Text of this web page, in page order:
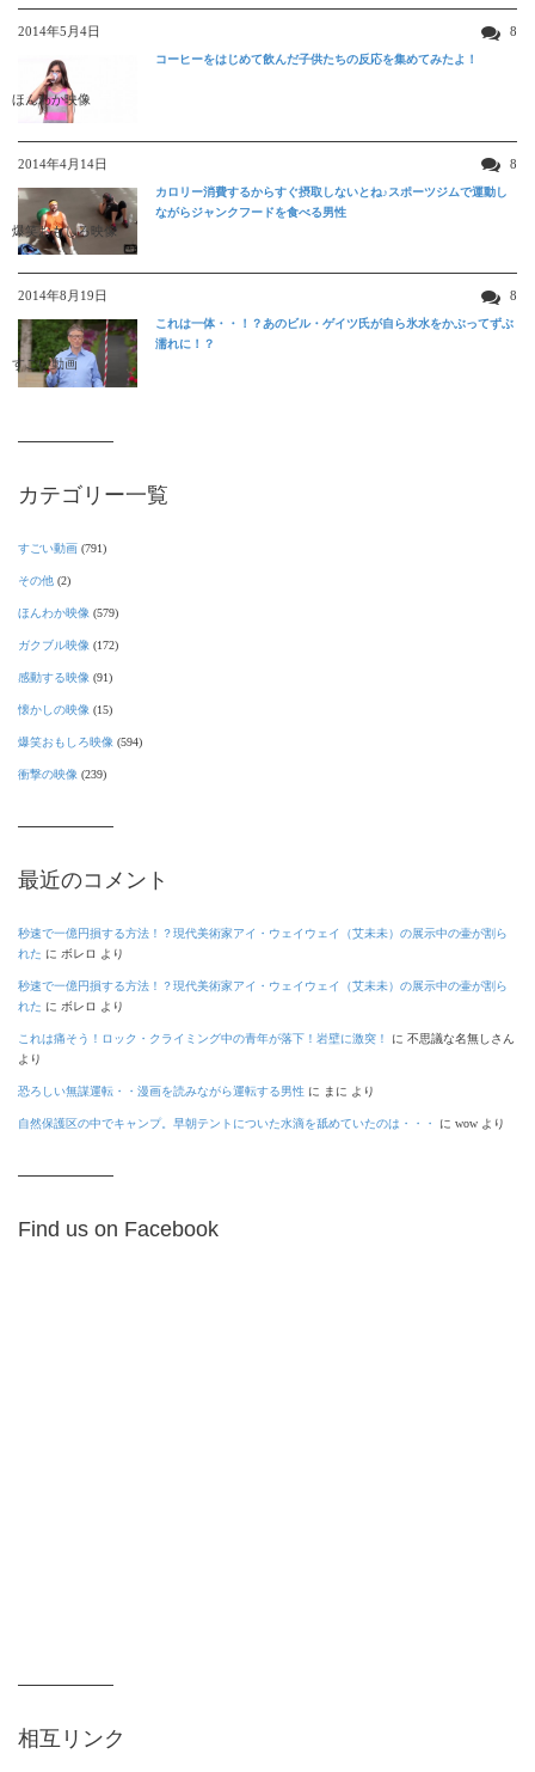
2014年5月4日 8
ほんわか映像
コーヒーをはじめて飲んだ子供たちの反応を集めてみたよ！
2014年4月14日 8
爆笑おもしろ映像
カロリー消費するからすぐ摂取しないとね♪スポーツジムで運動し
ながらジャンクフードを食べる男性
2014年8月19日 8
すごい動画
これは一体・・！？あのビル・ゲイツ氏が自ら氷水をかぶってずぶ
濡れに！？
カテゴリー一覧
すごい動画 (791)
その他 (2)
ほんわか映像 (579)
ガクブル映像 (172)
感動する映像 (91)
懐かしの映像 (15)
爆笑おもしろ映像 (594)
衝撃の映像 (239)
最近のコメント
秒速で一億円損する方法！？現代美術家アイ・ウェイウェイ（艾未未）の展示中の壷が割ら
れた に ボレロ より
秒速で一億円損する方法！？現代美術家アイ・ウェイウェイ（艾未未）の展示中の壷が割ら
れた に ボレロ より
これは痛そう！ロック・クライミング中の青年が落下！岩壁に激突！ に 不思議な名無しさん
より
恐ろしい無謀運転・・漫画を読みながら運転する男性 に まに より
自然保護区の中でキャンプ。早朝テントについた水滴を舐めていたのは・・・ に wow より
Find us on Facebook
相互リンク